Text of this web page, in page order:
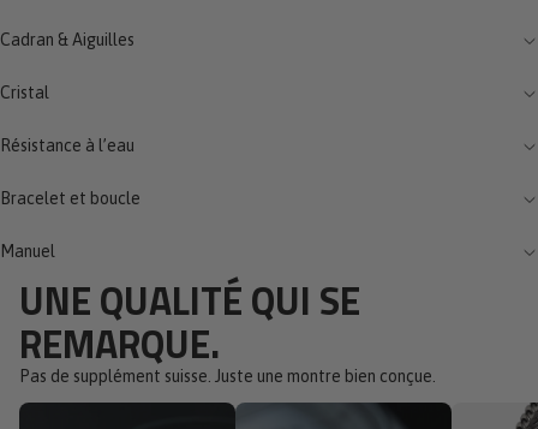
Cadran & Aiguilles
Cristal
Résistance à l’eau
Bracelet et boucle
Manuel
UNE QUALITÉ QUI SE
REMARQUE.
Pas de supplément suisse. Juste une montre bien conçue.